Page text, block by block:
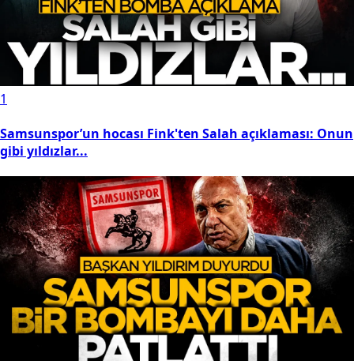
1
Samsunspor’un hocası Fink'ten Salah açıklaması: Onun
gibi yıldızlar...